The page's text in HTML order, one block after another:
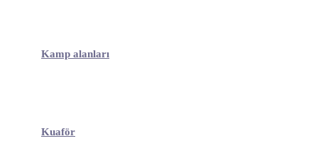
Kamp alanları
Kuaför